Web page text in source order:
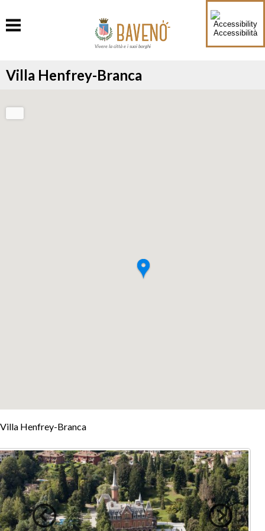
Accessibilità
Vivere la città e i suoi borghi
Villa Henfrey-Branca
+
Leaflet
Villa Henfrey-Branca